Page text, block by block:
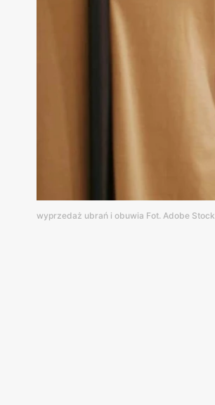
wyprzedaż ubrań i obuwia Fot. Adobe Stock